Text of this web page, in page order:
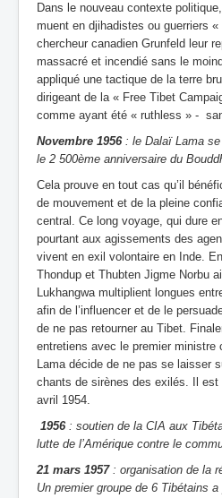
Dans le nouveau contexte
muent en djihadistes ou guerriers
chercheur canadien Grunfeld leur
massacré et incendié sans le
appliqué une tactique de la terre
dirigeant de la « Free Tibet
comme ayant été « ruthless » -
Novembre 1956 : le Dalaï Lama
le 2 500ème anniversaire du
Cela prouve en tout cas qu’il
de mouvement et de la pleine
central. Ce long voyage, qui dure
pourtant aux agissements des
vivent en exil volontaire en Inde.
Thondup et Thubten Jigme Norbu
Lukhangwa multiplient longues
afin de l’influencer et de le
de ne pas retourner au Tibet.
entretiens avec le premier ministre
Lama décide de ne pas se laisser
chants de sirènes des exilés. Il est
avril 1954.
1956 : soutien de la CIA aux
lutte de l’Amérique contre le
21 mars 1957 : organisation de la
Un premier groupe de 6 Tibétains